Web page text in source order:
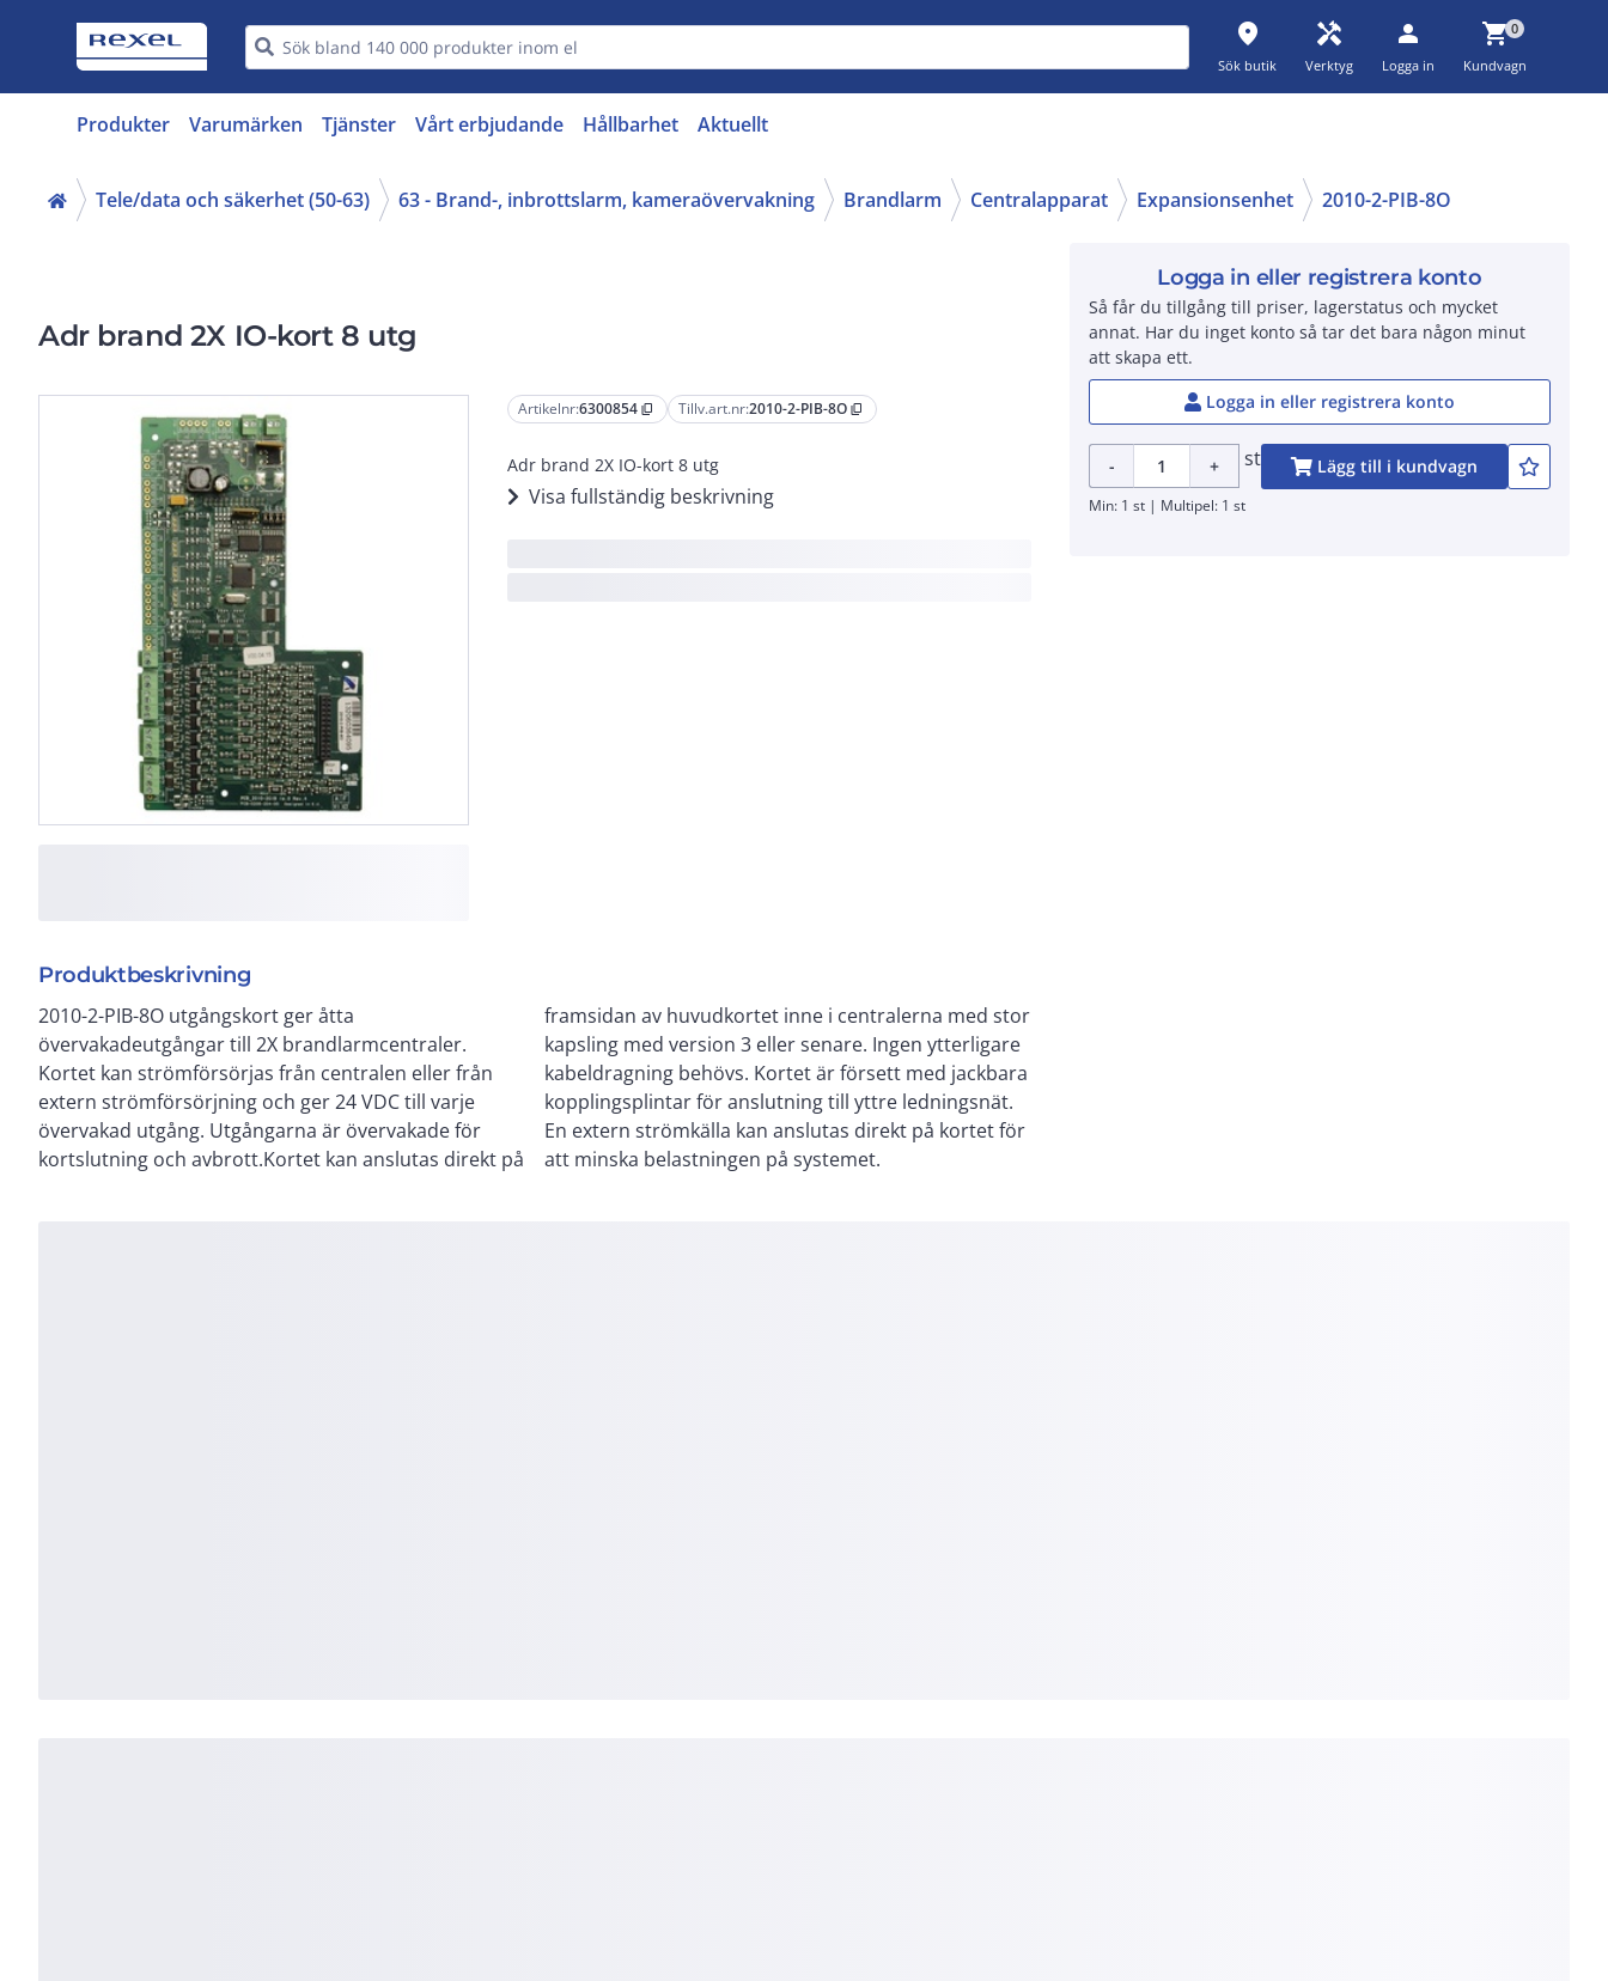
place
Sök butik
handyman
Verktyg
person
Logga in
shopping_cart0
Kundvagn
Produkter Varumärken Tjänster Vårt erbjudande Hållbarhet Aktuellt
Tele/data och säkerhet (50-63) 63 - Brand-, inbrottslarm, kameraövervakning Brandlarm Centralapparat Expansionsenhet 2010-2-PIB-8O
Adr brand 2X IO-kort 8 utg
Artikelnr:6300854 content_copy Tillv.art.nr:2010-2-PIB-8O content_copy
Adr brand 2X IO-kort 8 utg
Visa fullständig beskrivning
Produktbeskrivning
2010-2-PIB-8O utgångskort ger åtta
övervakadeutgångar till 2X brandlarmcentraler.
Kortet kan strömförsörjas från centralen eller från
extern strömförsörjning och ger 24 VDC till varje
övervakad utgång. Utgångarna är övervakade för
kortslutning och avbrott.Kortet kan anslutas direkt på
framsidan av huvudkortet inne i centralerna med stor
kapsling med version 3 eller senare. Ingen ytterligare
kabeldragning behövs. Kortet är försett med jackbara
kopplingsplintar för anslutning till yttre ledningsnät.
En extern strömkälla kan anslutas direkt på kortet för
att minska belastningen på systemet.
Logga in eller registrera konto
Så får du tillgång till priser, lagerstatus och mycket
annat. Har du inget konto så tar det bara någon minut
att skapa ett.
Logga in eller registrera konto
- + st Lägg till i kundvagn
Min: 1 st | Multipel: 1 st